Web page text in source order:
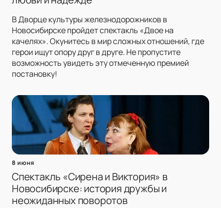
В Дворце культуры железнодорожников в
Новосибирске пройдет спектакль «Двое на
качелях». Окунитесь в мир сложных отношений, где
герои ищут опору друг в друге. Не пропустите
возможность увидеть эту отмеченную премией
постановку!
8 июня
Спектакль «Сирена и Виктория» в
Новосибирске: история дружбы и
неожиданных поворотов